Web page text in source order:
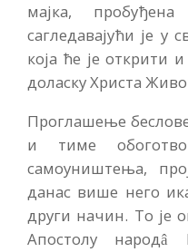
мајка,
сагледавајући је у
која ће је открити
доласку Христа
Проглашење
и тиме
самоуништења,
данас више него
други начин. То је
Апостолу народâ